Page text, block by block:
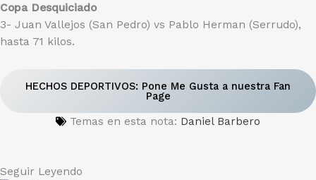
Copa Desquiciado
3- Juan Vallejos (San Pedro) vs Pablo Herman (Serrudo),
hasta 71 kilos.
HECHOS DEPORTIVOS: Pone Me Gusta a nuestra Fan
Page
Temas en esta nota: Daniel Barbero
Seguir Leyendo